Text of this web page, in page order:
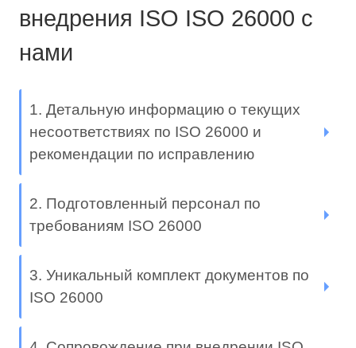
внедрения ISO ISO 26000 с
нами
1. Детальную информацию о текущих
несоответствиях по ISO 26000 и
рекомендации по исправлению
2. Подготовленный персонал по
требованиям ISO 26000
3. Уникальный комплект документов по
ISO 26000